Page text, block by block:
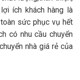
ích khách hàng là
sức phục vụ hết
có nhu cầu chuyển
nhà giá rẻ của